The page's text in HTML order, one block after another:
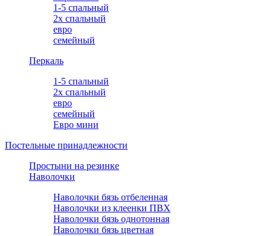
1-5 спальный
2х спальный
евро
семейный
Перкаль
1-5 спальный
2х спальный
евро
семейный
Евро мини
Постельные принадлежности
Простыни на резинке
Наволочки
Наволочки бязь отбеленная
Наволочки из клеенки ПВХ
Наволочки бязь однотонная
Наволочки бязь цветная